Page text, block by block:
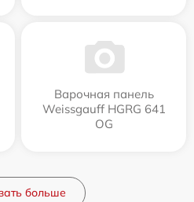
Варочная панель
Weissgauff HGRG 641
OG
больше